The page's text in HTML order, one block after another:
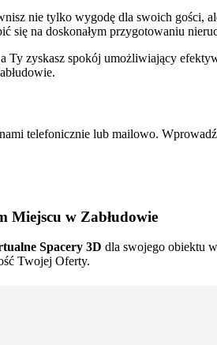
nie tylko wygodę dla swoich gości,
się na doskonałym przygotowaniu
Ty zyskasz spokój umożliwiający
telefonicznie lub mailowo.
Miejscu w Zabłudowie
Spacery 3D dla swojego obiektu
Twojej Oferty.